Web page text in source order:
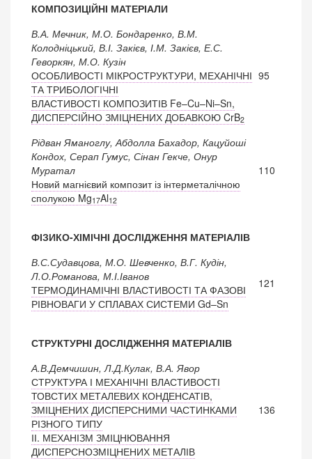
КОМПОЗИЦІЙНІ МАТЕРІАЛИ
В.А. Мечник, М.О. Бондаренко, В.М.
Колодніцький, В.І. Закієв, І.М. Закієв, Е.С.
Геворкян, М.О. Кузін
ОСОБЛИВОСТІ МІКРОСТРУКТУРИ, МЕХАНІЧНІ
ТА ТРИБОЛОГІЧНІ
ВЛАСТИВОСТІ КОМПОЗИТІВ Fe–Cu–Ni–Sn,
ДИСПЕРСІЙНО ЗМІЦНЕНИХ ДОБАВКОЮ CrB2
95
Рідван Яманоглу, Абдолла Бахадор, Кацуйоші
Кондох, Серап Гумус, Сінан Гекче, Онур
Муратал
Новий магнієвий композит із інтерметалічною
сполукою Mg17Al12
110
ФІЗИКО-ХІМІЧНІ ДОСЛІДЖЕННЯ МАТЕРІАЛІВ
В.С.Судавцова, М.О. Шевченко, В.Г. Кудін,
Л.О.Романова, М.І.Іванов
ТЕРМОДИНАМІЧНІ ВЛАСТИВОСТІ ТА ФАЗОВІ
РІВНОВАГИ У СПЛАВАХ СИСТЕМИ Gd–Sn
121
СТРУКТУРНІ ДОСЛІДЖЕННЯ МАТЕРІАЛІВ
А.В.Демчишин, Л.Д.Кулак, В.А. Явор
СТРУКТУРА І МЕХАНІЧНІ ВЛАСТИВОСТІ
ТОВСТИХ МЕТАЛЕВИХ КОНДЕНСАТІВ,
ЗМІЦНЕНИХ ДИСПЕРСНИМИ ЧАСТИНКАМИ
РІЗНОГО ТИПУ
ІІ. МЕХАНІЗМ ЗМІЦНЮВАННЯ
ДИСПЕРСНОЗМІЦНЕНИХ МЕТАЛІВ
136